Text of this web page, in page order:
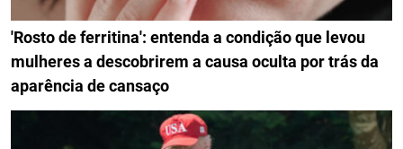
'Rosto de ferritina': entenda a condição que levou
mulheres a descobrirem a causa oculta por trás da
aparência de cansaço